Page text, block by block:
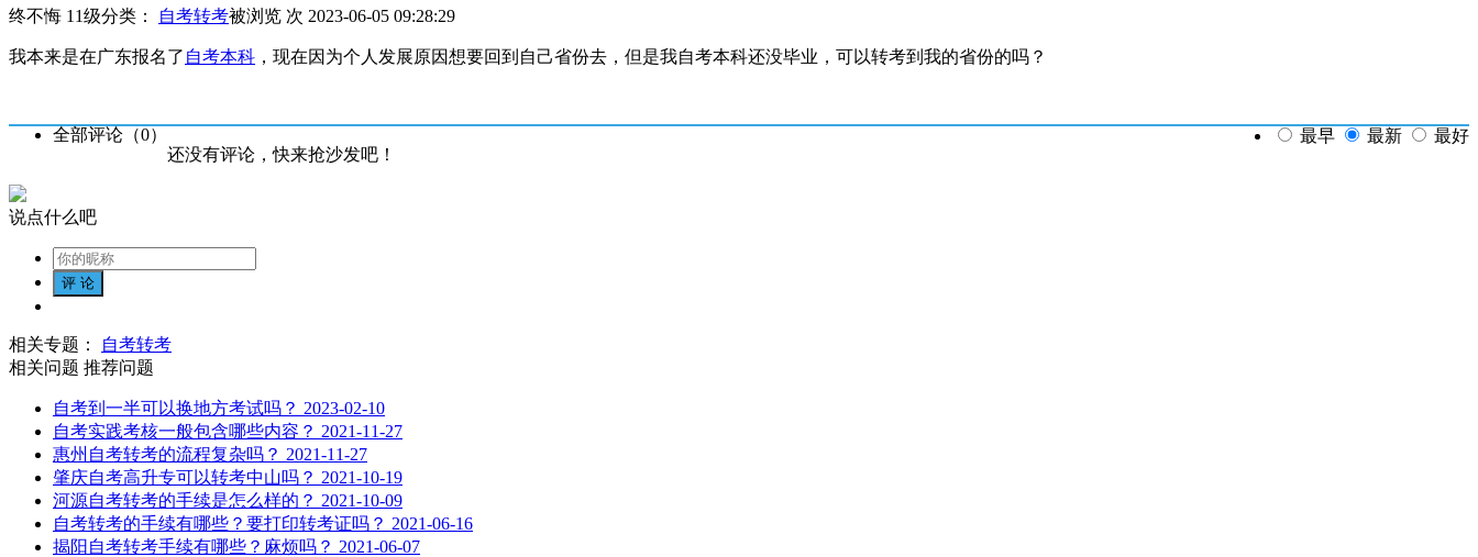
终不悔 11级分类： 自考转考被浏览 次 2023-06-05 09:28:29
我本来是在广东报名了 自考本科 ，现在因为个人发展原因想要回到自己省份去，但是我自考本科还没毕业，可以转考到我的省份的吗？
全部评论（0） 最早 最新
最好
还没有评论，快来抢沙发吧！
说点什么吧
相关专题：
自考转考
相关问题 推荐问题
自考到一半可以换地方考试吗？ 2023-02-10
自考实践考核一般包含哪些内容？ 2021-11-27
惠州自考转考的流程复杂吗？ 2021-11-27
肇庆自考高升专可以转考中山吗？ 2021-10-19
河源自考转考的手续是怎么样的？ 2021-10-09
自考转考的手续有哪些？要打印转考证吗？ 2021-06-16
揭阳自考转考手续有哪些？麻烦吗？ 2021-06-07